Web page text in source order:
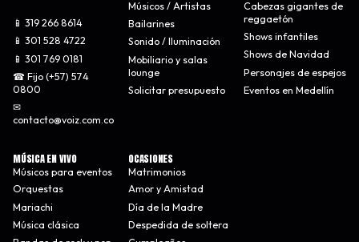
📱 319 266 8614
📱 301 528 4722
📱 301 769 0181
☎ Fijo (+57) 574
0800
✉
contacto@voiz.com.co
Músicos / Artistas
Bailarines
Sonido / Iluminación
Mobiliario y salas
lounge
Solicitar presupuesto
Cabezas gigantes de
reggaetón
Shows infantiles
Shows de Navidad
Personajes de espejos
Eventos en Medellín
MÚSICA EN VIVO
Músicos para eventos
Orquestas
Mariachi
Música clásica
OCASIONES
Matrimonios
Amor y Amistad
Día de la Madre
Despedida de soltera